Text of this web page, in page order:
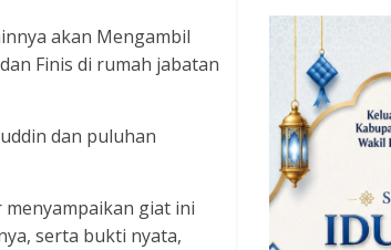
akan Mengambil
Finis di rumah jabatan
dan puluhan
giat ini
serta bukti nyata,